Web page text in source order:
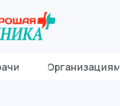
Организациям